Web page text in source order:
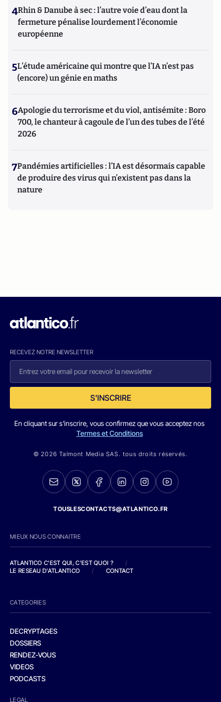
4Rhin & Danube à sec : l’autre voie d’eau dont la
fermeture pénalise lourdement l’économie
européenne
5L’étude américaine qui montre que l’IA n’est pas
(encore) un génie en maths
6Apologie du terrorisme et du viol, antisémite : Boro
700, le chanteur à cagoule de l’un des tubes de l’été
2026
7Pandémies artificielles : l’IA est désormais capable
de produire des virus qui n’existent pas dans la
nature
RECEVEZ NOTRE NEWSLETTER
S'INSCRIRE
En cliquant sur s'inscrire, vous confirmez que vous acceptez nos
Termes et Conditions
© 2026 Talmont Media SAS. tous droits réservés.
TOUSLESCONTACTS@ATLANTICO.FR
MIEUX NOUS CONNAITRE
ATLANTICO C'EST QUI, C'EST QUOI ?
/
LE RESEAU D'ATLANTICO
/ CONTACT
CATEGORIES
DECRYPTAGES
DOSSIERS
RENDEZ-VOUS
VIDEOS
PODCASTS
LEGAL